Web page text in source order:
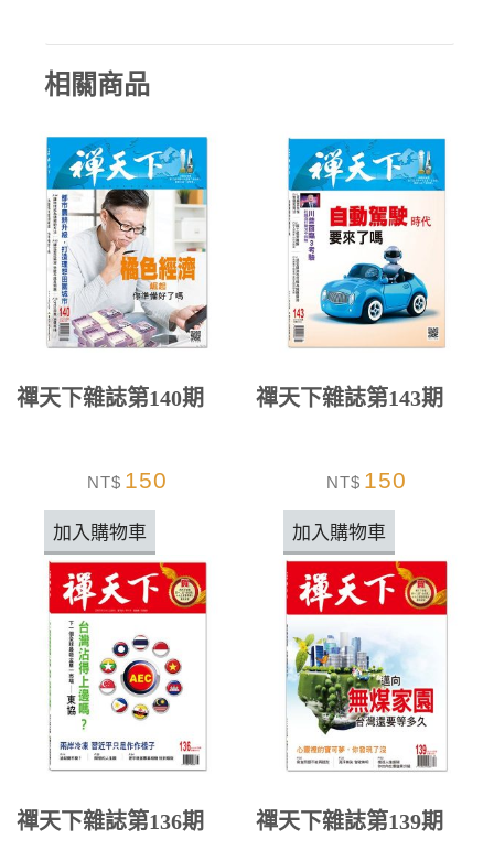
相關商品
禪天下雜誌第140期
NT$ 150
加入購物車
禪天下雜誌第143期
NT$ 150
加入購物車
禪天下雜誌第136期 禪天下雜誌第139期